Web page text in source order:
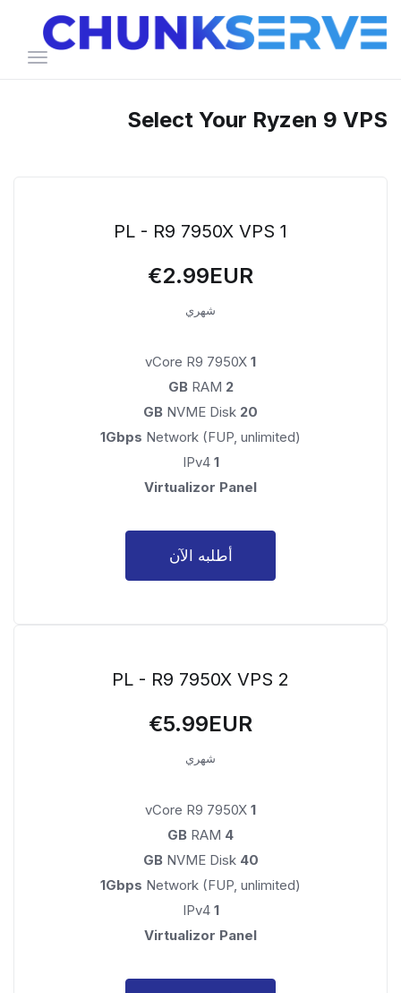
تبديل
Select Your Ryzen 9 VPS
PL - R9 7950X VPS 1
€2.99EUR
شهري
1
2 GB
RAM
20 GB
NVME Disk
1Gbps Network (FUP, unlimited)
1
IPv4
Virtualizor Panel
أطلبه الآن
PL - R9 7950X VPS 2
€5.99EUR
شهري
1
4 GB
RAM
40 GB
NVME Disk
1Gbps Network (FUP, unlimited)
1
IPv4
Virtualizor Panel